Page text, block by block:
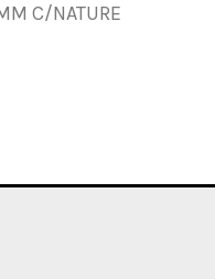
C/NATURE